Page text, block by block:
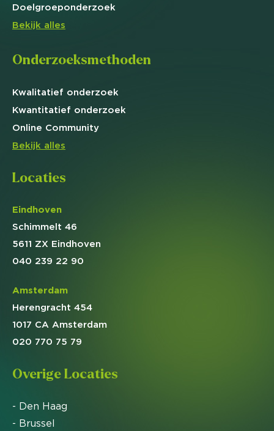
Doelgroeponderzoek
Bekijk alles
Onderzoeksmethoden
Kwalitatief onderzoek
Kwantitatief onderzoek
Online Community
Bekijk alles
Locaties
Eindhoven
Schimmelt 46
5611 ZX Eindhoven
040 239 22 90
Amsterdam
Herengracht 454
1017 CA Amsterdam
020 770 75 79
Overige Locaties
- Den Haag
- Brussel